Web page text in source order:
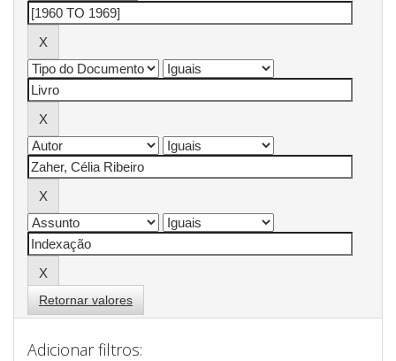
Retornar valores
Adicionar filtros: